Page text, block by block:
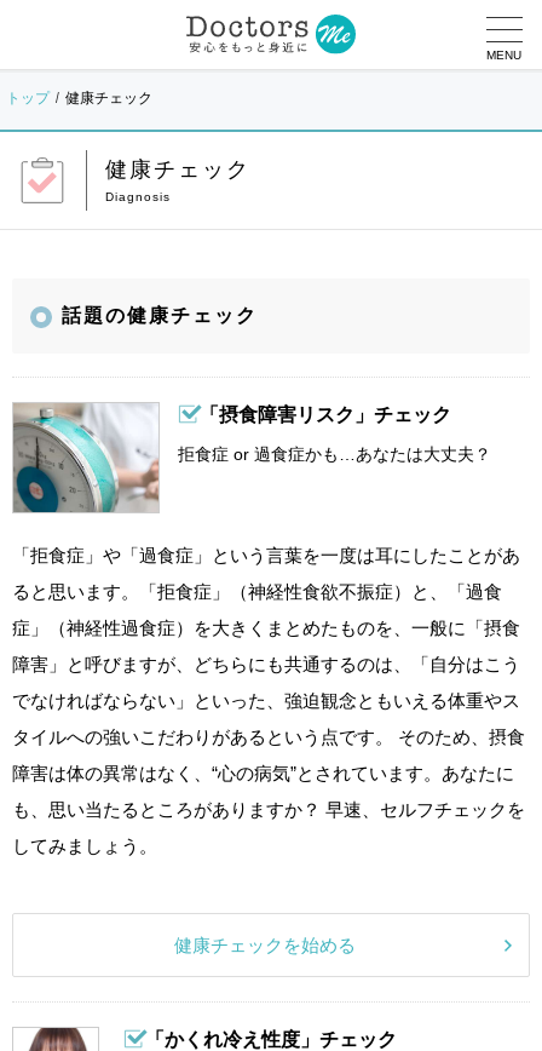
MENU
トップ 健康チェック
健康チェック
話題の健康チェック
「摂食障害リスク」チェック
拒食症 or 過食症かも…あなたは大丈夫？
「拒食症」や「過食症」という言葉を一度は耳にしたことがあ
ると思います。「拒食症」（神経性食欲不振症）と、「過食
症」（神経性過食症）を大きくまとめたものを、一般に「摂食
障害」と呼びますが、どちらにも共通するのは、「自分はこう
でなければならない」といった、強迫観念ともいえる体重やス
タイルへの強いこだわりがあるという点です。 そのため、摂食
障害は体の異常はなく、“心の病気”とされています。あなたに
も、思い当たるところがありますか？ 早速、セルフチェックを
してみましょう。
健康チェックを始める
「かくれ冷え性度」チェック